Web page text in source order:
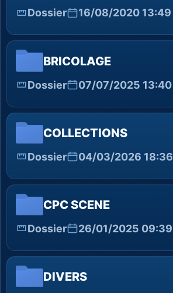
Dossier 16/08/2020 13:49
BRICOLAGE
Dossier 07/07/2025 13:40
COLLECTIONS
Dossier 04/03/2026 18:36
CPC SCENE
Dossier 26/01/2025 09:39
DIVERS